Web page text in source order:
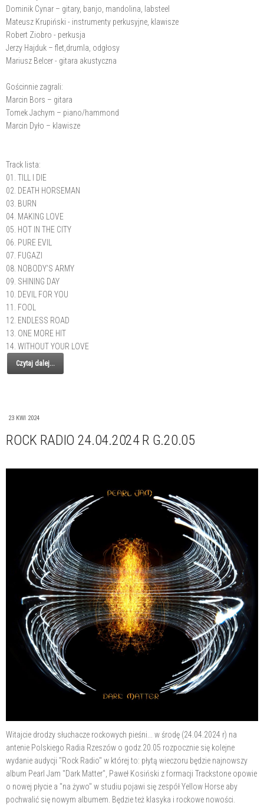
Dominik Cynar – gitary, banjo, mandolina, labsteel
Mateusz Krupiński - instrumenty perkusyjne, klawisze
Robert Ziobro - perkusja
Jerzy Hajduk – flet,drumla, odgłosy
Mariusz Belcer - gitara akustyczna
Gościnnie zagrali:
Marcin Bors – gitara
Tomek Jachym – piano/hammond
Marcin Dyło – klawisze
Track lista:
01. TILL I DIE
02. DEATH HORSEMAN
03. BURN
04. MAKING LOVE
05. HOT IN THE CITY
06. PURE EVIL
07. FUGAZI
08. NOBODY’S ARMY
09. SHINING DAY
10. DEVIL FOR YOU
11. FOOL
12. ENDLESS ROAD
13. ONE MORE HIT
14. WITHOUT YOUR LOVE
Czytaj dalej...
23 KWI 2024
ROCK RADIO 24.04.2024 R G.20.05
Witajcie drodzy słuchacze rockowych pieśni... w środę (24.04.2024 r) na
antenie Polskiego Radia Rzeszów o godz.20.05 rozpocznie się kolejne
wydanie audycji "Rock Radio" w której to: płytą wieczoru będzie najnowszy
album Pearl Jam "Dark Matter", Paweł Kosiński z formacji Trackstone opowie
o nowej płycie a "na żywo" w studiu pojawi się zespół Yellow Horse aby
pochwalić się nowym albumem. Będzie też klasyka i rockowe nowości.